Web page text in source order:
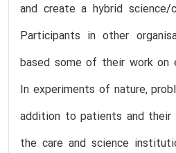
and create a hybrid
Participants in other
based some of their work on
In experiments of nature,
addition to patients and
the care and science